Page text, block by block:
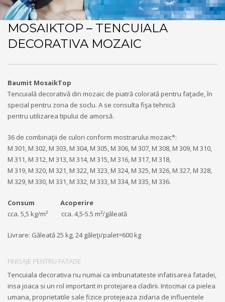
MOSAIKTOP – TENCUIALA
DECORATIVA MOZAIC
Baumit MosaikTop
Tencuială decorativă din mozaic de piatră colorată pentru faţade, în
special pentru zona de soclu. A se consulta fişa tehnică
pentru utilizarea tipului de amorsă.
36 de combinaţii de culori conform mostrarului mozaic*:
M 301, M 302, M 303, M 304, M 305, M 306, M 307, M 308, M 309, M 310,
M 311, M 312, M 313, M 314, M 315, M 316, M 317, M 318,
M 319, M 320, M 321, M 322, M 323, M 324, M 325, M 326, M 327, M 328,
M 329, M 330, M 331, M 332, M 333, M 334, M 335, M 336.
Consum Acoperire
cca. 5,5 kg/m² cca. 4,5-5.5 m²/găleată
Livrare: Găleată 25 kg, 24 găleţi/palet=600 kg
FINISAJE PENTRU FATADE
Tencuiala decorativa nu numai ca imbunatateste infatisarea fatadei,
insa joaca si un rol important in protejarea cladirii. Intocmai ca pielea
umana, proprietatile sale fizice protejeaza zidaria de influentele